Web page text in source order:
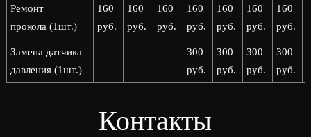
Ремонт
прокола (1шт.)
160
руб.
160
руб.
160
руб.
160
руб.
160
руб.
160
руб.
160
руб.
Замена датчика
давления (1шт.)
300
руб.
300
руб.
300
руб.
300
руб.
Контакты